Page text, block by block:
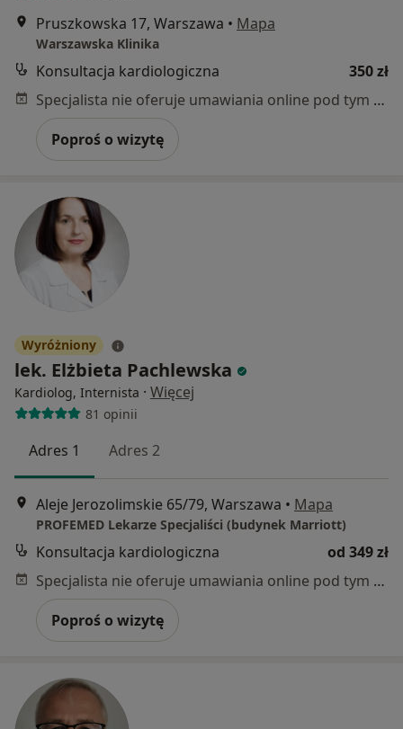
Pruszkowska 17, Warszawa • Mapa
Warszawska Klinika
Konsultacja kardiologiczna
350 zł
Specjalista nie oferuje umawiania online pod tym adresem.
Poproś o wizytę
Wyróżniony
lek. Elżbieta Pachlewska
Kardiolog, Internista · Więcej
81 opinii
Adres 1 Adres 2
Aleje Jerozolimskie 65/79, Warszawa • Mapa
PROFEMED Lekarze Specjaliści (budynek Marriott)
Konsultacja kardiologiczna
od 349 zł
Specjalista nie oferuje umawiania online pod tym adresem.
Poproś o wizytę